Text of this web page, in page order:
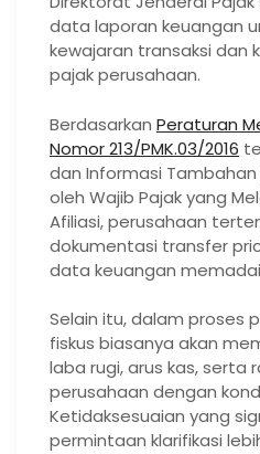
data laporan keuangan
kewajaran transaksi dan
pajak perusahaan.
Berdasarkan Peraturan
Nomor 213/PMK.03/2016
dan Informasi
oleh Wajib Pajak yang
Afiliasi, perusahaan
dokumentasi transfer
data keuangan
Selain itu, dalam proses
fiskus biasanya akan
laba rugi, arus kas, serta
perusahaan dengan
Ketidaksesuaian yang
permintaan klarifikasi